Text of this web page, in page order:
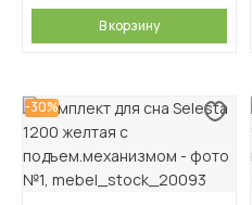
В корзину
-30%